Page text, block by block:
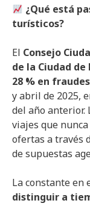
¿Qué está
turísticos?
El Consejo
de la Ciudad de
28 % en
y abril de 2025,
del año anterior.
viajes que
ofertas a través
de supuestas
La constante en
distinguir a